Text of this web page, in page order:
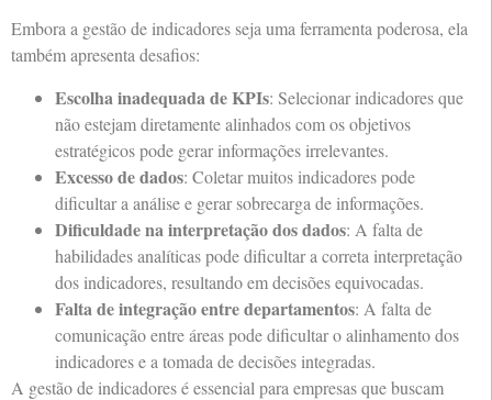
Embora a gestão de indicadores seja uma ferramenta poderosa, ela
também apresenta desafios:
Escolha inadequada de KPIs: Selecionar indicadores que
não estejam diretamente alinhados com os objetivos
estratégicos pode gerar informações irrelevantes.
Excesso de dados: Coletar muitos indicadores pode
dificultar a análise e gerar sobrecarga de informações.
Dificuldade na interpretação dos dados: A falta de
habilidades analíticas pode dificultar a correta interpretação
dos indicadores, resultando em decisões equivocadas.
Falta de integração entre departamentos: A falta de
comunicação entre áreas pode dificultar o alinhamento dos
indicadores e a tomada de decisões integradas.
A gestão de indicadores é essencial para empresas que buscam